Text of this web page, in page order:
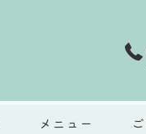
メニュー